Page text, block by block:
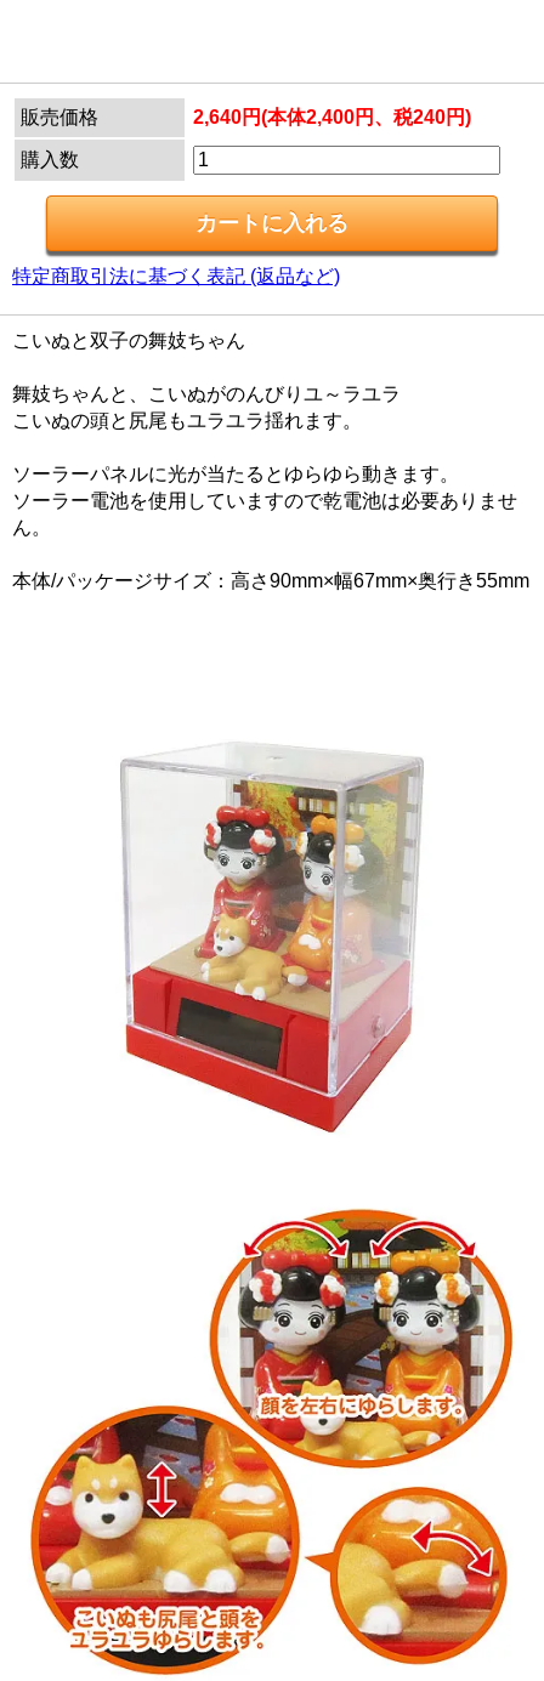
販売価格 2,640円(本体2,400円、税240円)
購入数
特定商取引法に基づく表記 (返品など)
こいぬと双子の舞妓ちゃん
舞妓ちゃんと、こいぬがのんびりユ～ラユラ
こいぬの頭と尻尾もユラユラ揺れます。
ソーラーパネルに光が当たるとゆらゆら動きます。
ソーラー電池を使用していますので乾電池は必要ありませ
ん。
本体/パッケージサイズ：高さ90mm×幅67mm×奥行き55mm